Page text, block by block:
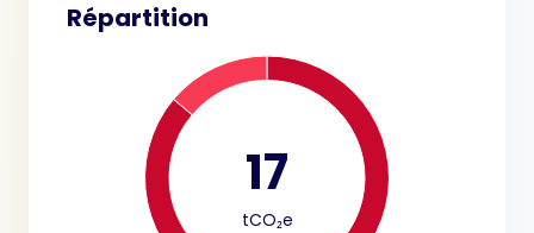
Répartition
17
tCO₂e